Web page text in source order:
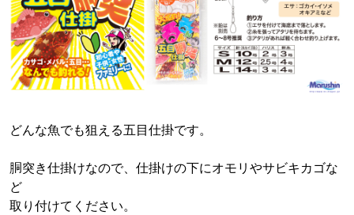
どんな魚でも狙える五目仕掛です。
胴突き仕掛けなので、仕掛けの下にオモリやサビキカゴな
ど
取り付けてください。